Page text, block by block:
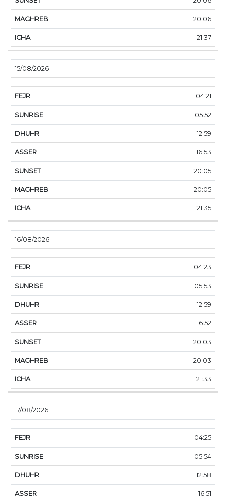
20:06
21:37
15/08/2026
04:21
05:52
12:59
16:53
20:05
20:05
21:35
16/08/2026
04:23
05:53
12:59
16:52
20:03
20:03
21:33
17/08/2026
04:25
05:54
12:58
16:51